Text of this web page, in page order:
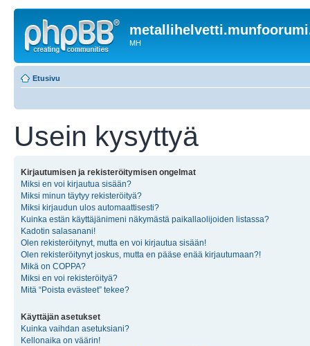
MH
Etusivu
Usein kysyttyä
Kirjautumisen ja rekisteröitymisen ongelmat
Miksi en voi kirjautua sisään?
Miksi minun täytyy rekisteröityä?
Miksi kirjaudun ulos automaattisesti?
Kuinka estän käyttäjänimeni näkymästä paikallaolijoiden listassa?
Kadotin salasanani!
Olen rekisteröitynyt, mutta en voi kirjautua sisään!
Olen rekisteröitynyt joskus, mutta en pääse enää kirjautumaan?!
Mikä on COPPA?
Miksi en voi rekisteröityä?
Mitä “Poista evästeet” tekee?
Käyttäjän asetukset
Kuinka vaihdan asetuksiani?
Kellonaika on väärin!